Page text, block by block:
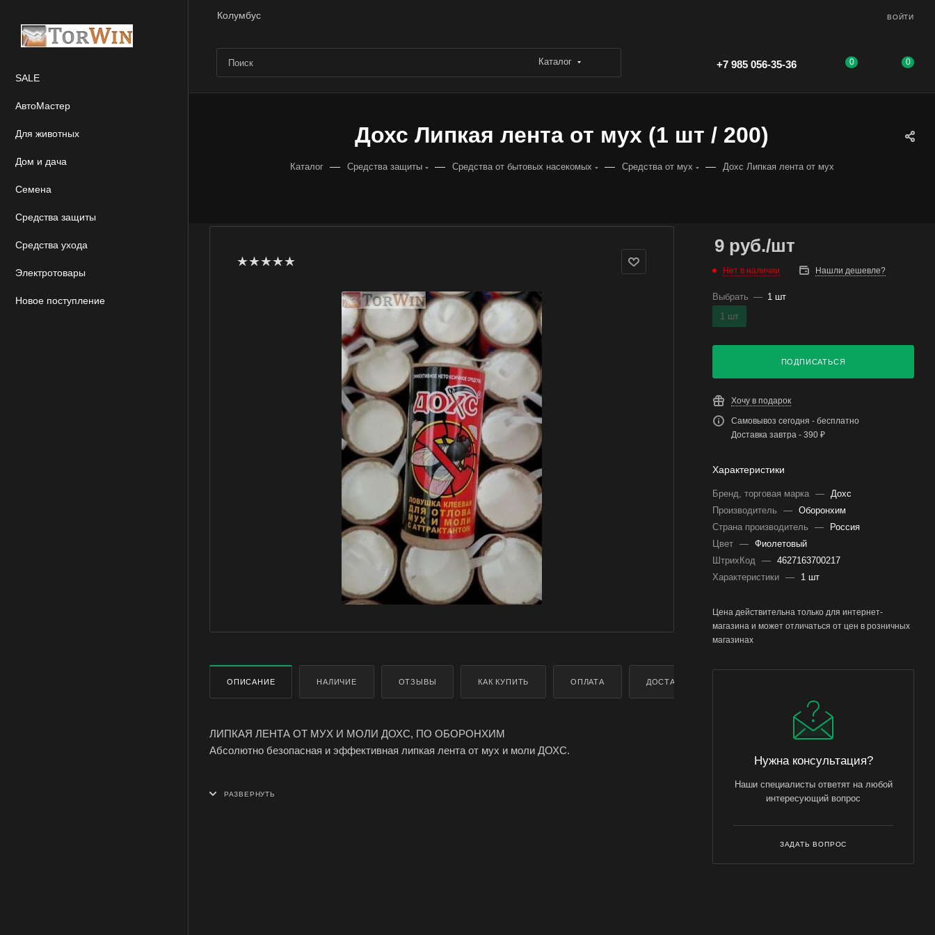
Колумбус ВОЙТИ
Каталог +7 985 056-35-36 0 0
SALE
АвтоМастер
Для животных
Дом и дача
Семена
Средства защиты
Средства ухода
Электротовары
Новое поступление
Дохс Липкая лента от мух (1 шт / 200)
Каталог — Средства защиты — Средства от бытовых насекомых — Средства от мух — Дохс Липкая лента от мух
ОПИСАНИЕ НАЛИЧИЕ ОТЗЫВЫ КАК КУПИТЬ ОПЛАТА ДОСТАВКА
ЛИПКАЯ ЛЕНТА ОТ МУХ И МОЛИ ДОХС, ПО ОБОРОНХИМ
Абсолютно безопасная и эффективная липкая лента от мух и моли ДОХС.
использоваться в любых помещениях. Отлов насекомых происходит механическим способом:
9 руб./шт
Нет в наличии Нашли дешевле?
Выбрать — 1 шт
1 шт
ПОДПИСАТЬСЯ
Хочу в подарок
Самовывоз сегодня - бесплатно
Доставка завтра - 390 ₽
Характеристики
Бренд, торговая марка — Дохс
Производитель
— Оборонхим
Страна производитель
—
Россия
Цвет — Фиолетовый
ШтрихКод — 4627163700217
Характеристики — 1 шт
Цена действительна только для интернет-
магазина и может отличаться от цен в розничных
магазинах
Нужна консультация?
Наши специалисты ответят на любой
интересующий вопрос
ЗАДАТЬ ВОПРОС